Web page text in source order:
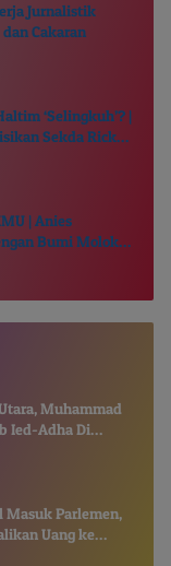
Jurnalistik
Cakaran
‘Selingkuh’? |
Sekda Ricky
| Anies
Bumi Moloku
Muhammad
Ied-Adha Di
Masuk Parlemen,
Uang ke